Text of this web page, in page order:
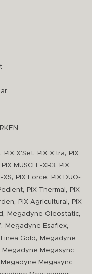
, PIX X'Set, PIX X'tra,
PIX
PIX MUSCLE-XR3,
PIX
XS, PIX Force,
PIX DUO-
, PIX Thermal ,
PIX
, PIX Agricultural ,
PIX
, Megadyne Oleostatic,
, Megadyne Esaflex,
Gold ,
Megadyne
Megadyne Megasync
Megadyne Megasync